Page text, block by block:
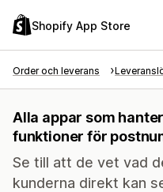
Shopify App Store
Order och leverans
Alla appar som
funktioner för
Se till att de vet vad
kunderna direkt kan